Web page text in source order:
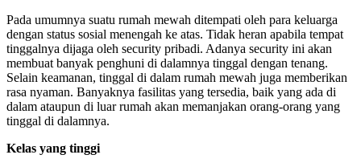
Pada umumnya suatu rumah mewah ditempati oleh para keluarga
dengan status sosial menengah ke atas. Tidak heran apabila tempat
tinggalnya dijaga oleh security pribadi. Adanya security ini akan
membuat banyak penghuni di dalamnya tinggal dengan tenang.
Selain keamanan, tinggal di dalam rumah mewah juga memberikan
rasa nyaman. Banyaknya fasilitas yang tersedia, baik yang ada di
dalam ataupun di luar rumah akan memanjakan orang-orang yang
tinggal di dalamnya.
Kelas yang tinggi